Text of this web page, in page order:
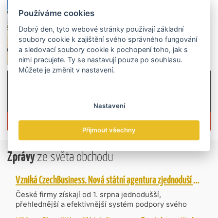
Více informací o časopisu »
Zprávyze světa obchodu
Vzniká CzechBusiness. Nová státní agentura zjednoduší podporu českých firem
České firmy získají od 1. srpna jednodušší,
přehlednější a efektivnější systém podpory svého
Používáme cookies
Dobrý den, tyto webové stránky používají základní
soubory cookie k zajištění svého správného fungování
a sledovací soubory cookie k pochopení toho, jak s
nimi pracujete. Ty se nastavují pouze po souhlasu.
Můžete je změnit v nastavení.
Nastavení
Přijmout všechny